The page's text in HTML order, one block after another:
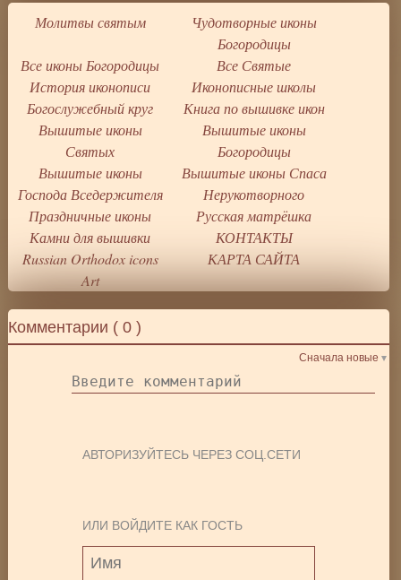
Комментарии (0 )
Сначала новые
АВТОРИЗУЙТЕСЬ ЧЕРЕЗ СОЦ.СЕТИ
ИЛИ ВОЙДИТЕ КАК ГОСТЬ
Молитвы святым
Чудотворные иконы
Богородицы
Все иконы Богородицы
Все Святые
История иконописи
Иконописные школы
Богослужебный круг
Книга по вышивке икон
Вышитые иконы
Святых
Вышитые иконы
Богородицы
Вышитые иконы
Господа Вседержителя
Вышитые иконы Спаса
Нерукотворного
Праздничные иконы
Русская матрёшка
Камни для вышивки
КОНТАКТЫ
Russian Orthodox icons
Art
КАРТА САЙТА